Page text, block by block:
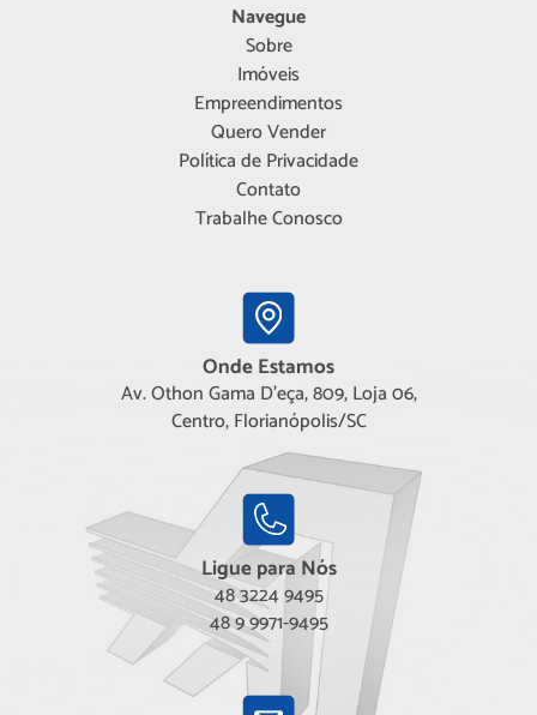
Navegue
Sobre
Imóveis
Empreendimentos
Quero Vender
Política de Privacidade
Contato
Trabalhe Conosco
Onde Estamos
Av. Othon Gama D'eça, 809, Loja 06,
Centro, Florianópolis/SC
Ligue para Nós
48 3224 9495
48 9 9971-9495